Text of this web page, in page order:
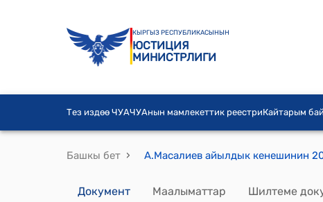
КЫРГЫЗ РЕСПУБЛИКАСЫНЫН
ЮСТИЦИЯ
МИНИСТРЛИГИ
Тез издөө ЧУАЧУАнын мамлекеттик реестриКайтарым
Башкы бет ›
Документ Маалыматтар Шилтеме